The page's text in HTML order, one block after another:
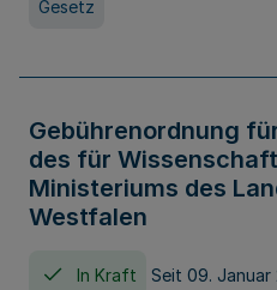
Gesetz
Gebührenordnung
des für
Ministeriums des
Westfalen
In Kraft Seit 09. Januar